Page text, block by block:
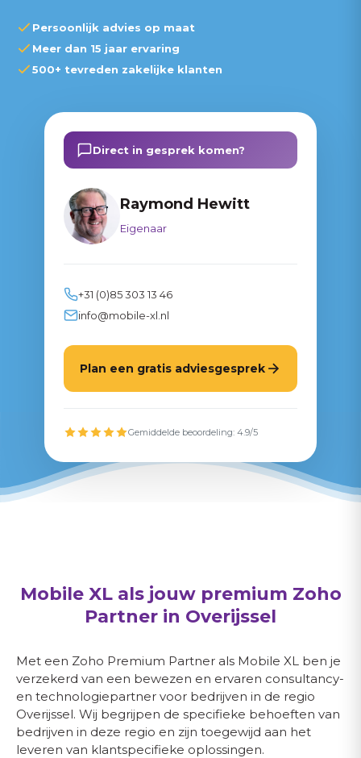
Persoonlijk advies op maat
Meer dan 15 jaar ervaring
500+ tevreden zakelijke klanten
Direct in gesprek komen?
Raymond Hewitt
Eigenaar
+31 (0)85 303 13 46
info@mobile-xl.nl
Plan een gratis adviesgesprek
Gemiddelde beoordeling: 4.9/5
Mobile XLals jouw premium Zoho
Partner in Overijssel
Met een Zoho Premium Partner als Mobile XL ben je
verzekerd van een bewezen en ervaren consultancy-
en technologiepartner voor bedrijven in de regio
Overijssel. Wij begrijpen de specifieke behoeften van
bedrijven in deze regio en zijn toegewijd aan het
leveren van klantspecifieke oplossingen.